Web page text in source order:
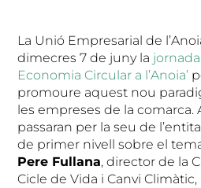
La Unió Empresarial de
dimecres 7 de juny la
Economia Circular a l’Anoia’
promoure aquest nou
les empreses de la
passaran per la seu de
de primer nivell sobre el
Pere Fullana, director de la
Cicle de Vida i Canvi Climàtic,